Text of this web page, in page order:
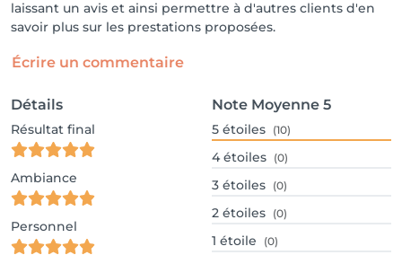
laissant un avis et ainsi permettre à d'autres clients d'en
savoir plus sur les prestations proposées.
Écrire un commentaire
Détails
Résultat final
Ambiance
Personnel
Note Moyenne 5
5 étoiles (10)
4 étoiles (0)
3 étoiles (0)
2 étoiles (0)
1 étoile (0)